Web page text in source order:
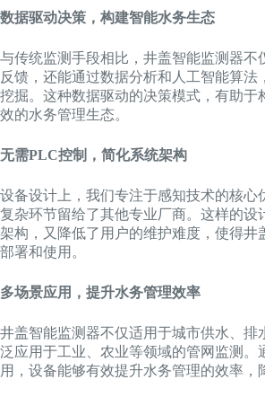
数据驱动决策，构建智能水务生态
与传统监测手段相比，井盖智能监测器不
反馈，还能通过数据分析和人工智能算法
挖掘。这种数据驱动的决策模式，有助于
效的水务管理生态。
无需PLC控制，简化系统架构
设备设计上，我们专注于感知技术的核心
复杂环节留给了其他专业厂商。这样的设
架构，又降低了用户的维护难度，使得井
部署和使用。
多场景应用，提升水务管理效率
井盖智能监测器不仅适用于城市供水、排
泛应用于工业、农业等领域的管网监测。
用，设备能够有效提升水务管理的效率，